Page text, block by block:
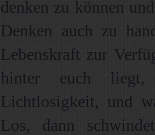
denken zu können
Denken auch zu
Lebenskraft zur
hinter euch
Lichtlosigkeit, und
Los, dann